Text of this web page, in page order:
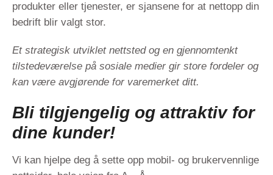
produkter eller tjenester, er sjansene for at nettopp din
bedrift blir valgt stor.
Et strategisk utviklet nettsted og en gjennomtenkt
tilstedeværelse på sosiale medier gir store fordeler og
kan være avgjørende for varemerket ditt.
Bli tilgjengelig og attraktiv for
dine kunder!
Vi kan hjelpe deg å sette opp mobil- og brukervennlige